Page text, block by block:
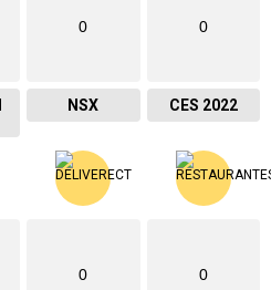
0
NSX
0
CES 2022
0 0